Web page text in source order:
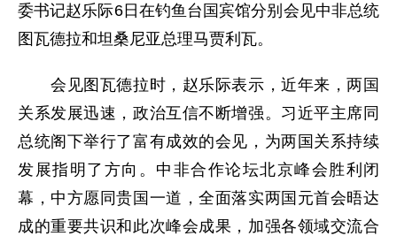
委书记赵乐际6日在钓鱼台国宾馆分别会见中非总统
图瓦德拉和坦桑尼亚总理马贾利瓦。
会见图瓦德拉时，赵乐际表示，近年来，两国
关系发展迅速，政治互信不断增强。习近平主席同
总统阁下举行了富有成效的会见，为两国关系持续
发展指明了方向。中非合作论坛北京峰会胜利闭
幕，中方愿同贵国一道，全面落实两国元首会晤达
成的重要共识和此次峰会成果，加强各领域交流合